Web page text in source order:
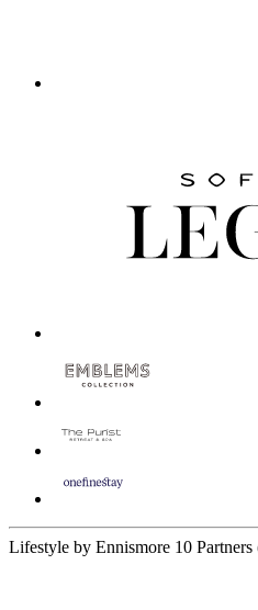
Lifestyle by Ennismore 10 Partners